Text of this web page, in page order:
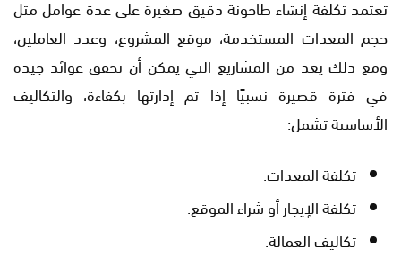
تعتمد تكلفة إنشاء طاحونة دقيق صغيرة على عدة عوامل مثل
حجم المعدات المستخدمة، موقع المشروع، وعدد العاملين،
ومع ذلك يعد من المشاريع التي يمكن أن تحقق عوائد جيدة
في فترة قصيرة نسبيًا إذا تم إدارتها بكفاءة، والتكاليف
الأساسية تشمل:
تكلفة المعدات.
تكلفة الإيجار أو شراء الموقع.
تكاليف العمالة.